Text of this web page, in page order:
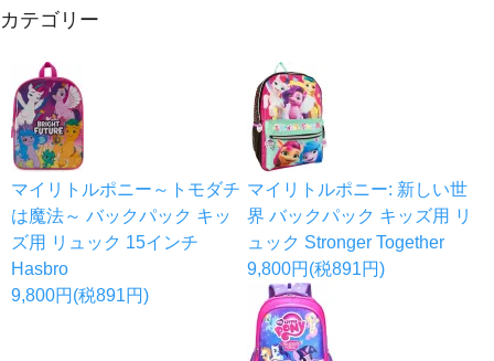
カテゴリー
マイリトルポニー～トモダチ
は魔法～ バックパック キッ
ズ用 リュック 15インチ
Hasbro
9,800円(税891円)
マイリトルポニー: 新しい世
界 バックパック キッズ用 リ
ュック Stronger Together
9,800円(税891円)